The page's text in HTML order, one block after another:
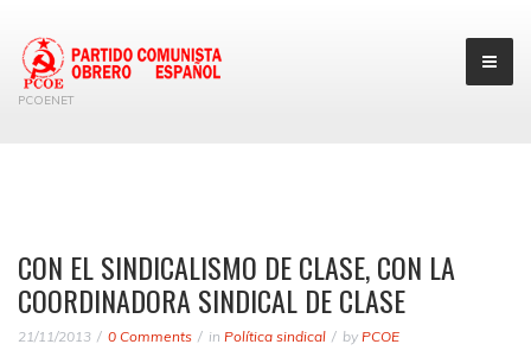
PCOENET
CON EL SINDICALISMO DE CLASE, CON LA
COORDINADORA SINDICAL DE CLASE
21/11/2013 0 Comments in Política sindical by PCOE